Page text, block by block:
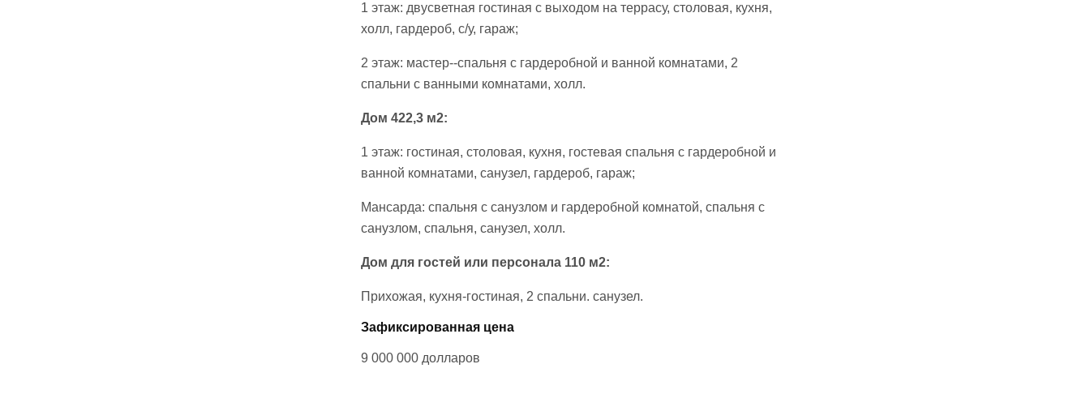
1 этаж: двусветная гостиная с выходом на террасу, столовая, кухня,
холл, гардероб, с/у, гараж;
2 этаж: мастер--спальня с гардеробной и ванной комнатами, 2
спальни с ванными комнатами, холл.
Дом 422,3 м2:
1 этаж: гостиная, столовая, кухня, гостевая спальня с гардеробной и
ванной комнатами, санузел, гардероб, гараж;
Мансарда: спальня с санузлом и гардеробной комнатой, спальня с
санузлом, спальня, санузел, холл.
Дом для гостей или персонала 110 м2:
Прихожая, кухня-гостиная, 2 спальни. санузел.
Зафиксированная цена
9 000 000 долларов